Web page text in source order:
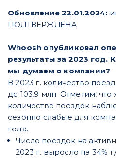
Обновление 22.01.2024:
ПОДТВЕРЖДЕНА
Whoosh опубликовал
результаты за 2023 год.
мы думаем о компании?
В 2023 г. количество
до 103,9 млн. Отметим,
количестве поездок
сезонно слабые для
года.
Число поездок на
2023 г. выросло на 34%